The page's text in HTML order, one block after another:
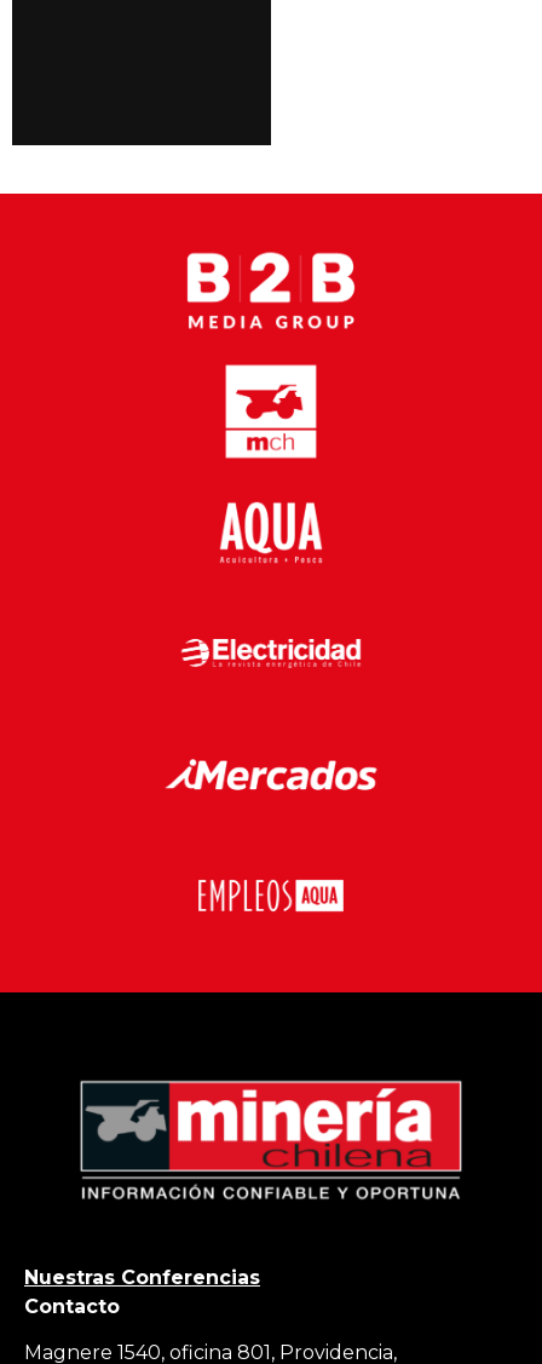
Nuestras Conferencias
Contacto
Magnere 1540, oficina 801, Providencia,